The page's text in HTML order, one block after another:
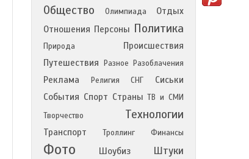
Общество Олимпиада
Отдых
Отношения Персоны Политика
Природа
Происшествия
Путешествия
Разное Разоблачения
Реклама Религия СНГ
Сиськи
События Спорт Страны ТВ и СМИ
Творчество
Технологии
Транспорт Троллинг Финансы
Фото Шоубиз Штуки